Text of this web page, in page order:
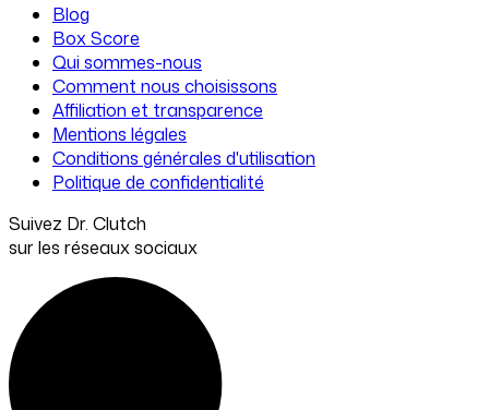
Blog
Box Score
Qui sommes-nous
Comment nous choisissons
Affiliation et transparence
Mentions légales
Conditions générales d'utilisation
Politique de confidentialité
Suivez Dr. Clutch
sur les réseaux sociaux